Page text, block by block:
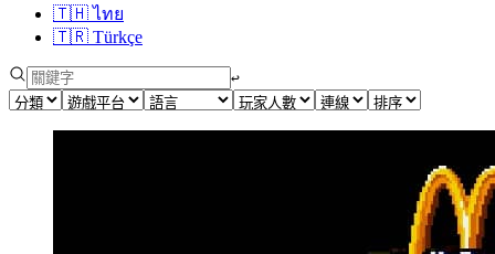
🇹🇭 ไทย
🇹🇷 Türkçe
↩︎